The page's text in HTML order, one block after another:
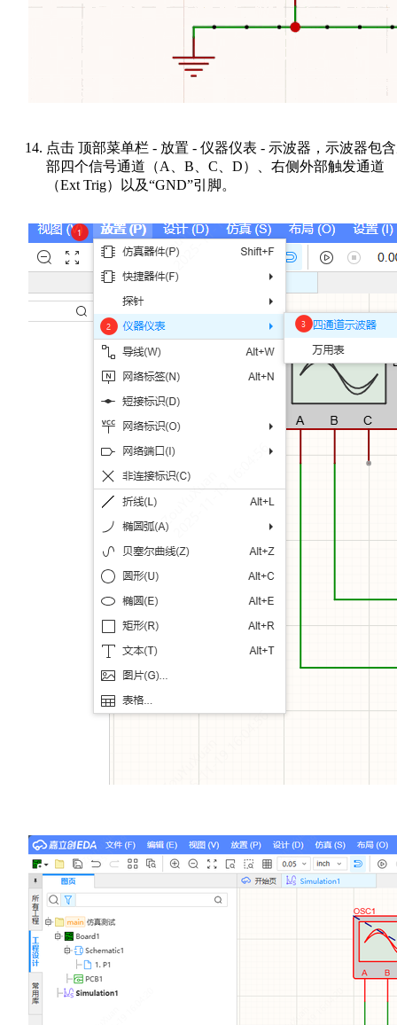
点击 顶部菜单栏 - 放置 - 仪器仪表 - 示波器，示波器包
部四个信号通道（A、B、C、D）、右侧外部触发通道
（Ext Trig）以及“GND”引脚。